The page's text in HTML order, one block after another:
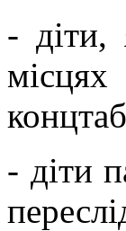
- діти,
- діти